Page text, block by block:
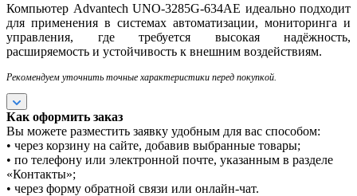
Компьютер Advantech UNO-3285G-634AE идеально подходит
для применения в системах автоматизации, мониторинга и
управления, где требуется высокая надёжность,
расширяемость и устойчивость к внешним воздействиям.
Рекомендуем уточнить точные характеристики перед покупкой.
Как оформить заказ
Вы можете разместить заявку удобным для вас способом:
• через корзину на сайте, добавив выбранные товары;
• по телефону или электронной почте, указанным в разделе
«Контакты»;
• через форму обратной связи или онлайн-чат.